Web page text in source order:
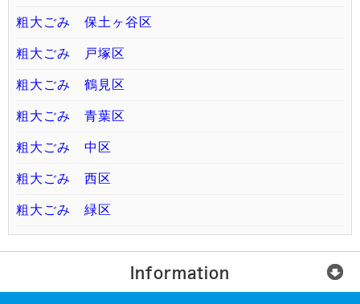
粗大ごみ 保土ヶ谷区
粗大ごみ 戸塚区
粗大ごみ 鶴見区
粗大ごみ 青葉区
粗大ごみ 中区
粗大ごみ 西区
粗大ごみ 緑区
Information